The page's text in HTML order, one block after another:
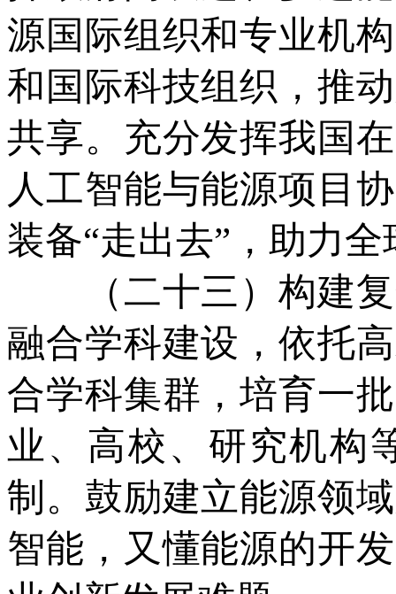
源国际组织和专业机
和国际科技组织，推
共享。充分发挥我国
人工智能与能源项目
装备“走出去”，助力
（二十三）构建复
融合学科建设，依托
合学科集群，培育一
业、高校、研究机构
制。鼓励建立能源领
智能，又懂能源的开